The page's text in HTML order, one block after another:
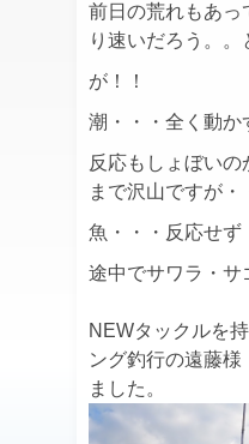
前日の荒れもあっ
り速いだろう。。
が！！
潮・・・全く動か
反応もしょぼい
まで沢山ですが・
魚・・・反応せず
途中でサワラ・サ
NEWタックルを
ング釣行の遠藤
ました。